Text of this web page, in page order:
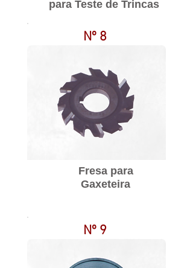
para Teste de Trincas
Nº 8
Fresa para
Gaxeteira
Nº 9